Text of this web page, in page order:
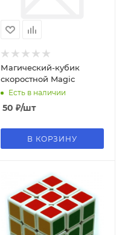
Магический-кубик
скоростной Magic
Есть в наличии
50 ₽/шт
В КОРЗИНУ